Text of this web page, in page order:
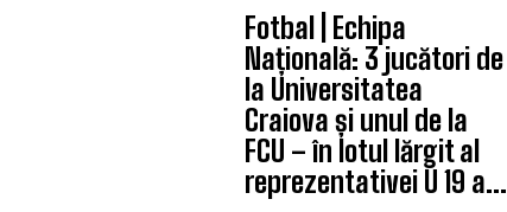
Fotbal | Echipa
Națională: 3 jucători de
la Universitatea
Craiova și unul de la
FCU – în lotul lărgit al
reprezentativei U 19 a...